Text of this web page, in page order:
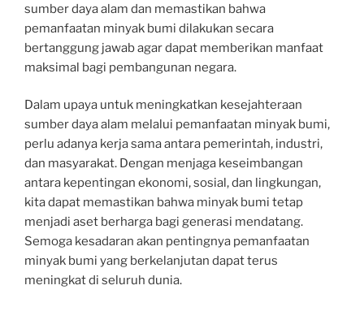
sumber daya alam dan memastikan bahwa
pemanfaatan minyak bumi dilakukan secara
bertanggung jawab agar dapat memberikan manfaat
maksimal bagi pembangunan negara.
Dalam upaya untuk meningkatkan kesejahteraan
sumber daya alam melalui pemanfaatan minyak bumi,
perlu adanya kerja sama antara pemerintah, industri,
dan masyarakat. Dengan menjaga keseimbangan
antara kepentingan ekonomi, sosial, dan lingkungan,
kita dapat memastikan bahwa minyak bumi tetap
menjadi aset berharga bagi generasi mendatang.
Semoga kesadaran akan pentingnya pemanfaatan
minyak bumi yang berkelanjutan dapat terus
meningkat di seluruh dunia.